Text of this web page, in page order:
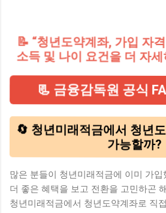
📝 “청년도약계좌, 가입 자
소득 및 나이 요건을 더 자
📃 금융감독원 공식
🔄 청년미래적금에서 청년
가능할까?
많은 분들이 청년미래적금에 이미 가
더 좋은 혜택을 보고 전환을 고민하곤
청년미래적금에서 청년도약계좌로 직